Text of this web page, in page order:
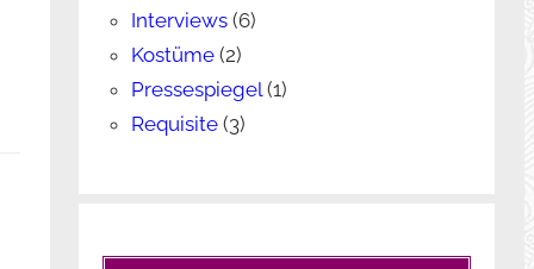
Interviews (6)
Kostüme (2)
Pressespiegel (1)
Requisite (3)